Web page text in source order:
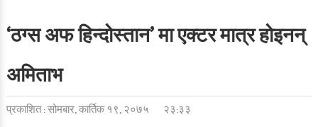
‘ठग्स अफ हिन्दोस्तान’ मा एक्टर मात्र होइनन्
अमिताभ
प्रकाशित : सोमबार, कार्तिक १९, २०७५ २३:३३